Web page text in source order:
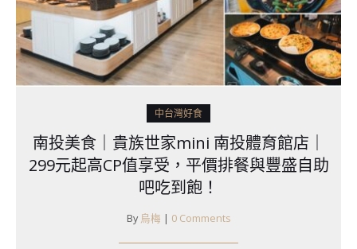
中台灣好食
南投美食｜貴族世家mini 南投體育館店｜
299元起高CP值享受，平價排餐與豐盛自助
吧吃到飽！
By 烏梅 | 0 Comments